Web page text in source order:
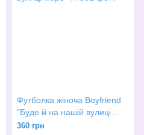
Футболка жіноча Boyfriend
"Буде й на нашій вулиці
море"
360 грн